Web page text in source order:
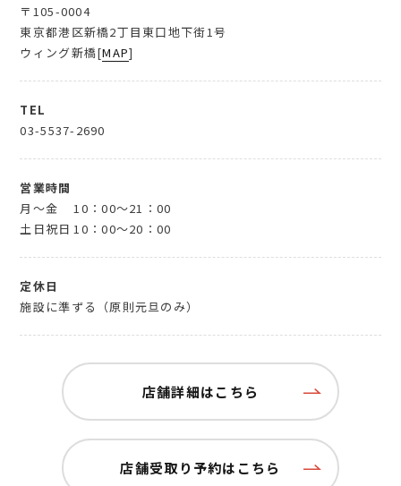
〒105-0004
東京都港区新橋2丁目東口地下街1号
ウィング新橋[MAP]
TEL
03-5537-2690
営業時間
月～金
10：00～21：00
土日祝日 10：00～20：00
定休日
施設に準ずる（原則元旦のみ）
店舗詳細はこちら
店舗受取り予約はこちら